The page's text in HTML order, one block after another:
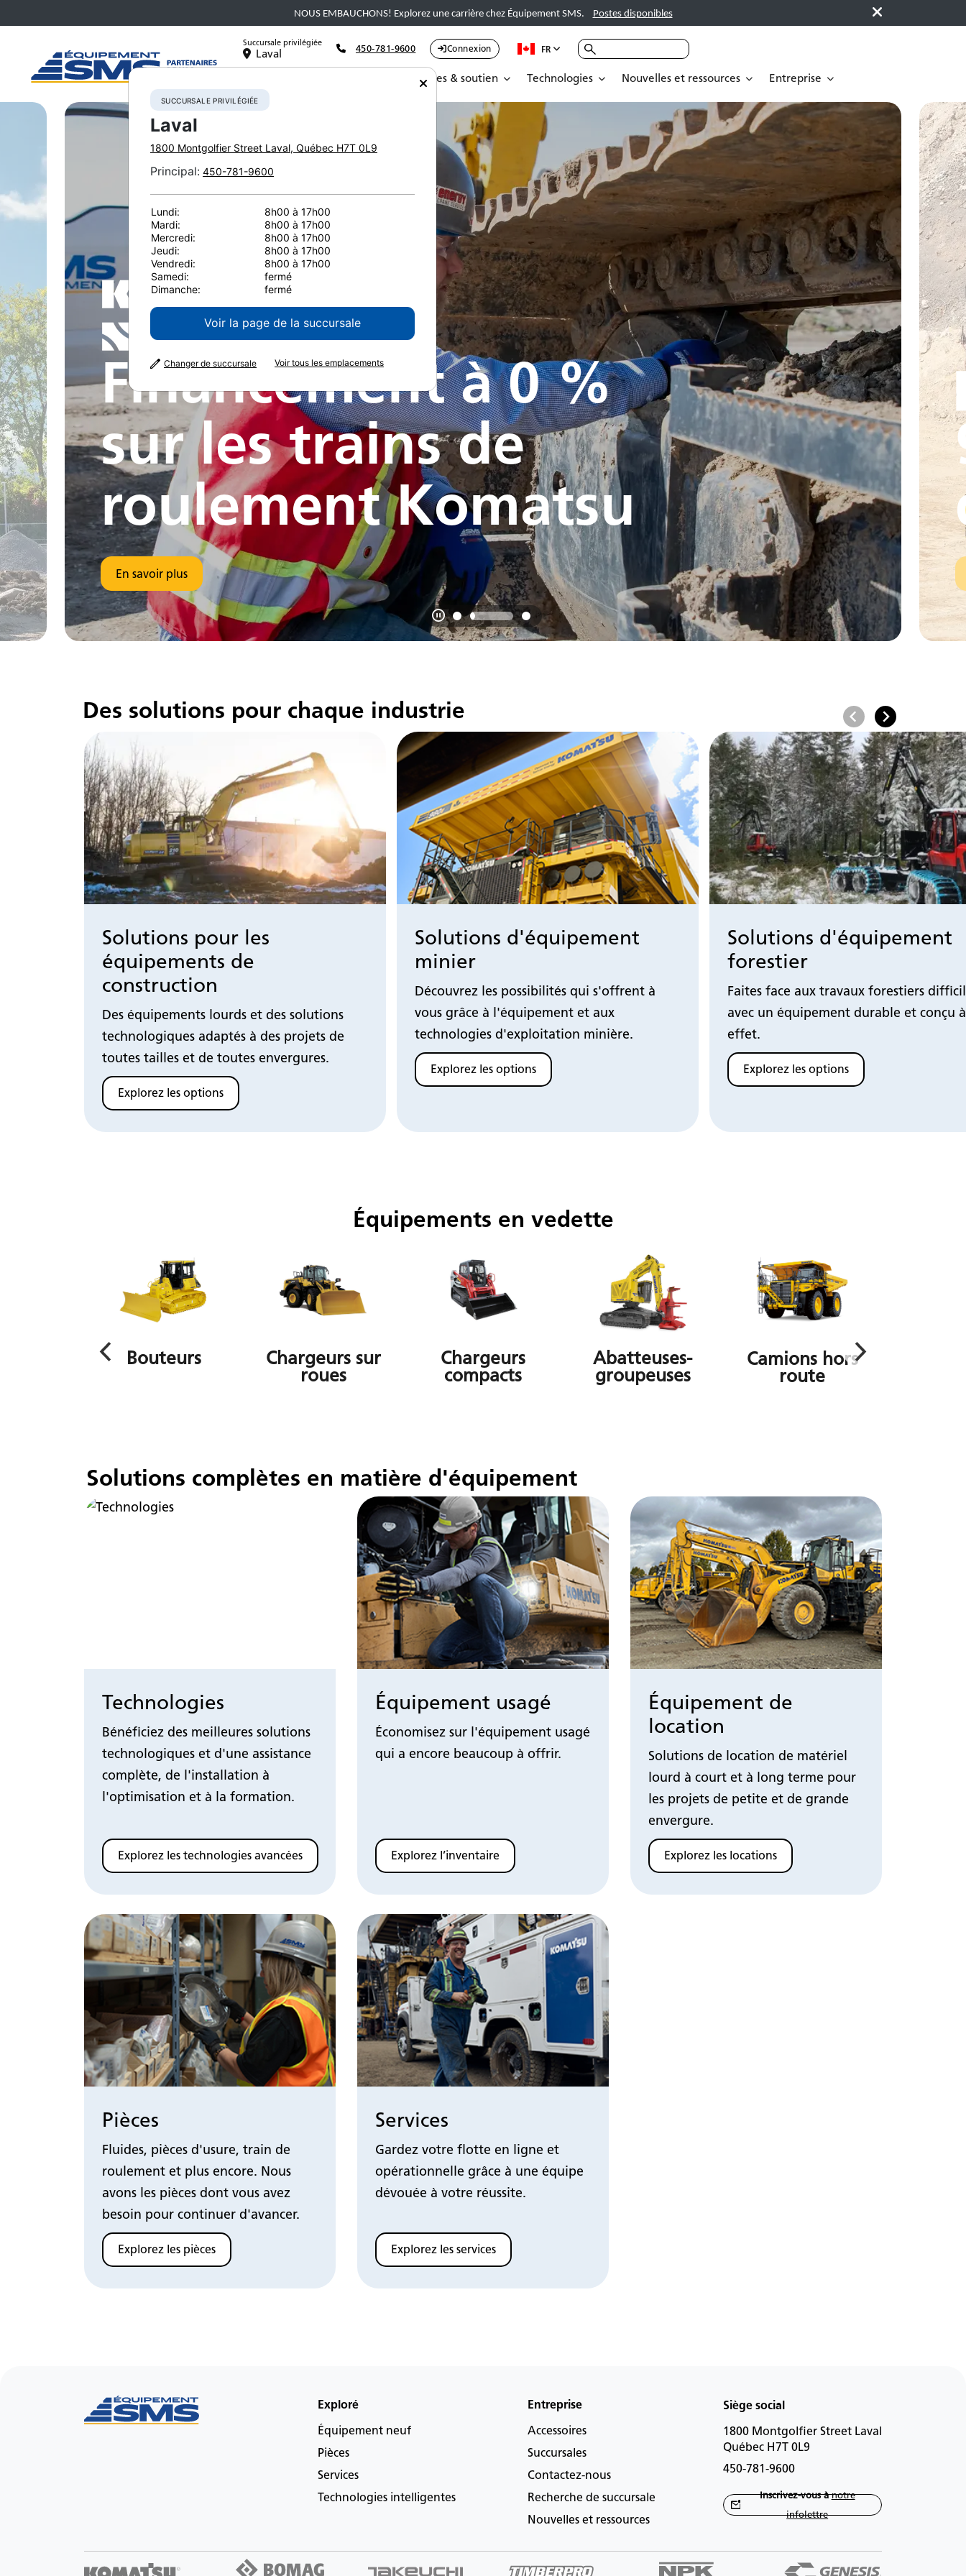
NOUS EMBAUCHONS! Explorez une carrière chez Équipement SMS. Postes disponibles
Succursale privilégiée
Laval 450-781-9600 Connexion FR
Services & soutien Technologies Nouvelles et ressources Entreprise
Financement à 0 %
sur les trains de
roulement Komatsu
En savoir plus
Des solutions pour chaque industrie
Solutions pour les
équipements de
construction
Des équipements lourds et des solutions
technologiques adaptés à des projets de
toutes tailles et de toutes envergures.
Explorez les options
Solutions d'équipement
minier
Découvrez les possibilités qui s'offrent à
vous grâce à l'équipement et aux
technologies d'exploitation minière.
Explorez les options
Solutions d'équipement
forestier
Faites face aux travaux forestiers
avec un équipement durable et conçu
effet.
Explorez les options
Équipements en vedette
Bouteurs
Chargeurs sur
roues
Chargeurs
compacts
Abatteuses-
groupeuses
Camions hors
route
Solutions complètes en matière d'équipement
Technologies
Bénéficiez des meilleures solutions
technologiques et d'une assistance
complète, de l'installation à
l'optimisation et à la formation.
Explorez les technologies avancées
Équipement usagé
Économisez sur l'équipement usagé
qui a encore beaucoup à offrir.
Explorez l’inventaire
Équipement de
location
Solutions de location de matériel
lourd à court et à long terme pour
les projets de petite et de grande
envergure.
Explorez les locations
Pièces
Fluides, pièces d'usure, train de
roulement et plus encore. Nous
avons les pièces dont vous avez
besoin pour continuer d'avancer.
Explorez les pièces
Services
Gardez votre flotte en ligne et
opérationnelle grâce à une équipe
dévouée à votre réussite.
Explorez les services
Exploré
Équipement neuf
Pièces
Services
Technologies intelligentes
Entreprise
Accessoires
Succursales
Contactez-nous
Recherche de succursale
Nouvelles et ressources
Siège social
1800 Montgolfier Street Laval
Québec H7T 0L9
450-781-9600
Inscrivez-vous ànotre
infolettre
SUCCURSALE PRIVILÉGIÉE
Laval
1800 Montgolfier Street Laval, Québec H7T 0L9
Principal: 450-781-9600
Lundi:
8h00 à 17h00
Mardi:
8h00 à 17h00
Mercredi:
8h00 à 17h00
Jeudi:
8h00 à 17h00
Vendredi:
8h00 à 17h00
Samedi:
fermé
Dimanche:
fermé
Voir la page de la succursale
Changer de succursale Voir tous les emplacements